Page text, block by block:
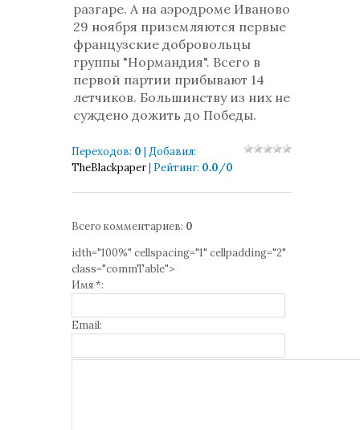
разгаре. А на аэродроме Иваново
29 ноября приземляются первые
французские добровольцы
группы "Нормандия". Всего в
первой партии прибывают 14
летчиков. Большинству из них не
суждено дожить до Победы.
Переходов: 0 | Добавил:
TheBlackpaper| Рейтинг: 0.0/0
Всего комментариев: 0
idth="100%" cellspacing="1" cellpadding="2"
class="commTable">
Имя *:
Email: